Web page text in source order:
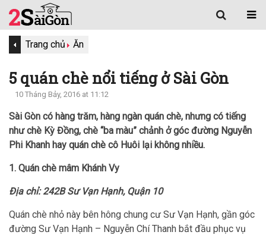
Trang chủ Ăn
5 quán chè nổi tiếng ở Sài Gòn
10 Tháng Bảy, 2016 at 11:12
Sài Gòn có hàng trăm, hàng ngàn quán chè, nhưng có tiếng
như chè Kỳ Đồng, chè “ba màu” chảnh ở góc đường Nguyễn
Phi Khanh hay quán chè cô Huôi lại không nhiều.
1. Quán chè mâm Khánh Vy
Địa chỉ: 242B Sư Vạn Hạnh, Quận 10
Quán chè nhỏ này bên hông chung cư Sư Vạn Hạnh, gần góc
đường Sư Vạn Hạnh – Nguyễn Chí Thanh bắt đầu phục vụ